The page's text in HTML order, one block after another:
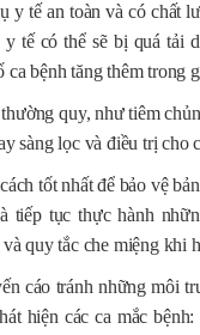
y tế an toàn và có chất
tế có thể sẽ bị quá tải
bệnh tăng thêm trong
quy, như tiêm
sàng lọc và điều trị cho
tốt nhất để bảo vệ
tiếp tục thực hành
quy tắc che miệng khi
cáo tránh những môi
hiện các ca mắc